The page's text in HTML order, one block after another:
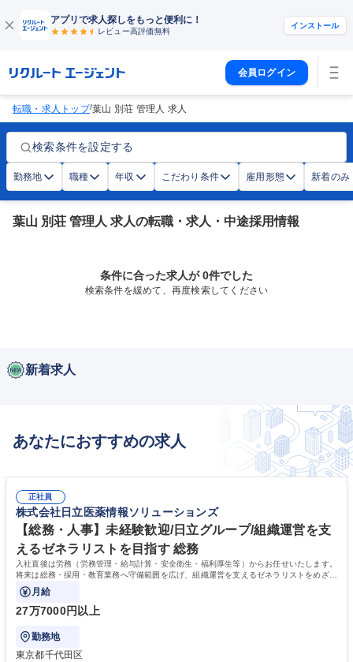
アプリで求人探しをもっと便利に！
レビュー高評価無料
インストール
会員ログイン
転職・求人トップ/葉山 別荘 管理人 求人
検索条件を設定する
勤務地 職種 年収 こだわり条件 雇用形態 新着のみ
葉山 別荘 管理人 求人の転職・求人・中途採用情報
条件に合った求人が 0件でした
検索条件を緩めて、再度検索してください
新着求人
あなたにおすすめの求人
正社員
株式会社日立医薬情報ソリューションズ
【総務・人事】未経験歓迎/日立グループ/組織運営を支
えるゼネラリストを目指す 総務
入社直後は労務（労務管理・給与計算・安全衛生・福利厚生等）からお任せいたします。
将来は総務・採用・教育業務へ守備範囲を広げ、組織運営を支えるゼネラリストをめざせ
ます。
月給
27万7000円以上
勤務地
東京都千代田区